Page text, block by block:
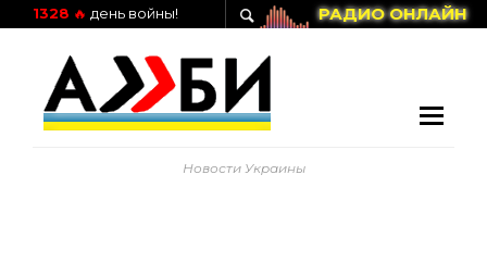
РАДИО ОНЛАЙН
1328 🔥 день войны!
Новости Украины